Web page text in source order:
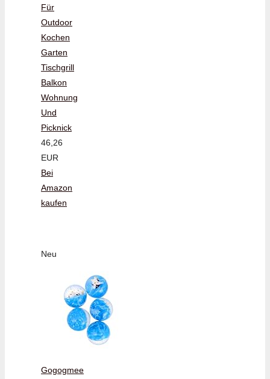
Für
Outdoor
Kochen
Garten
Tischgrill
Balkon
Wohnung
Und
Picknick
46,26
EUR
Bei
Amazon
kaufen
Neu
Gogogmee